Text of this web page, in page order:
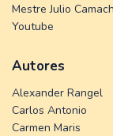
Mestre Julio
Youtube
Autores
Alexander Rangel
Carlos Antonio
Carmen Maris